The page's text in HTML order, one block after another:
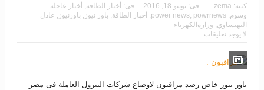
كتبه: zema فى: يونيو 18, 2016 فى: أخبار الطاقة, أخبار عاجلة
وسوم:
power news, powrnews
, أخبار الطاقة, باور نيوز , باورنيوز , عادل
اليهنساوي, وزارةالكهرباء
لا يوجد تعليقات
باور نيوز خاص رصد مراقبون لاوضاع شركات البترول العاملة فى مصر